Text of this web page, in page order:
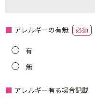
アレルギーの有無 必須
有
無
アレルギー有る場合記載